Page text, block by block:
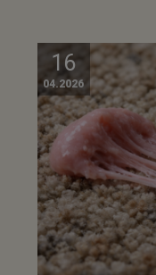
16
04.2026